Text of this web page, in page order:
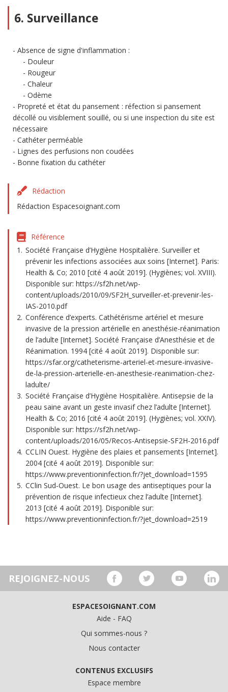
6. Surveillance
Absence de signe d'inflammation :
Douleur
Rougeur
Chaleur
Odème
Propreté et état du pansement : réfection si pansement
décollé ou visiblement souillé, ou si une inspection du site est
nécessaire
Cathéter perméable
Lignes des perfusions non coudées
Bonne fixation du cathéter
Rédaction
Rédaction Espacesoignant.com
Référence
Société Française d’Hygiène Hospitalière. Surveiller et
prévenir les infections associées aux soins [Internet]. Paris:
Health & Co; 2010 [cité 4 août 2019]. (Hygiènes; vol. XVIII).
Disponible sur: https://sf2h.net/wp-
content/uploads/2010/09/SF2H_surveiller-et-prevenir-les-
IAS-2010.pdf
Conférence d’experts. Cathétérisme artériel et mesure
invasive de la pression artérielle en anesthésie-réanimation
de l’adulte [Internet]. Société Française d’Anesthésie et de
Réanimation. 1994 [cité 4 août 2019]. Disponible sur:
https://sfar.org/catheterisme-arteriel-et-mesure-invasive-
de-la-pression-arterielle-en-anesthesie-reanimation-chez-
ladulte/
Société Française d’Hygiène Hospitalière. Antisepsie de la
peau saine avant un geste invasif chez l’adulte [Internet].
Health & Co; 2016 [cité 4 août 2019]. (Hygiènes; vol. XXIV).
Disponible sur: https://sf2h.net/wp-
content/uploads/2016/05/Recos-Antisepsie-SF2H-2016.pdf
CCLIN Ouest. Hygiène des plaies et pansements [Internet].
2004 [cité 4 août 2019]. Disponible sur:
https://www.preventioninfection.fr/?jet_download=1595
CClin Sud-Ouest. Le bon usage des antiseptiques pour la
prévention de risque infectieux chez l’adulte [Internet].
2013 [cité 4 août 2019]. Disponible sur:
https://www.preventioninfection.fr/?jet_download=2519
REJOIGNEZ-NOUS
ESPACESOIGNANT.COM
Aide - FAQ
Qui sommes-nous ?
Nous contacter
CONTENUS EXCLUSIFS
Espace membre